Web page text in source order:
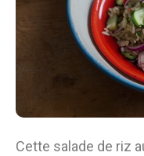
Cette salade de riz